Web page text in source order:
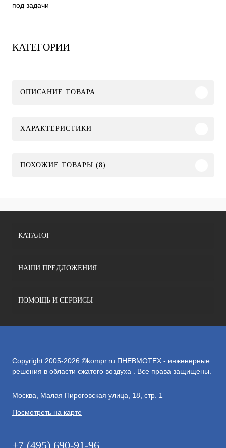
под задачи
КАТЕГОРИИ
ОПИСАНИЕ ТОВАРА
ХАРАКТЕРИСТИКИ
ПОХОЖИЕ ТОВАРЫ (8)
КАТАЛОГ
НАШИ ПРЕДЛОЖЕНИЯ
ПОМОЩЬ И СЕРВИСЫ
Copyright 2005-2026 ©kompr.ru ПНЕВМОТЕХ - инженерные
решения в области сжатого воздуха . Все права защищены.
Москва, Малая Пироговская улица, 18, стр. 1
Посмотреть на карте
+7 (495) 690-91-96